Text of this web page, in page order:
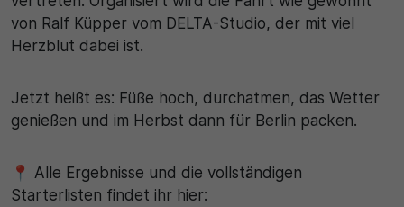
von Ralf Küpper vom DELTA-Studio, der mit viel
Herzblut dabei ist.
Jetzt heißt es: Füße hoch, durchatmen, das Wetter
genießen und im Herbst dann für Berlin packen.
📍 Alle Ergebnisse und die vollständigen
Starterlisten findet ihr hier: